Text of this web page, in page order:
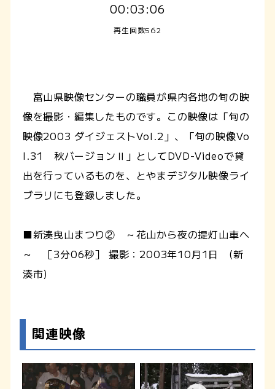
00:03:06
再生回数562
富山県映像センターの職員が県内各地の旬の映
像を撮影・編集したものです。この映像は「旬の
映像2003 ダイジェストVol.2」、「旬の映像Vo
l.31 秋バージョンⅡ」としてDVD-Videoで貸
出を行っているものを、とやまデジタル映像ライ
ブラリにも登録しました。
■新湊曳山まつり② ～花山から夜の提灯山車へ
～ ［3分06秒］ 撮影：2003年10月1日 (新
湊市)
関連映像